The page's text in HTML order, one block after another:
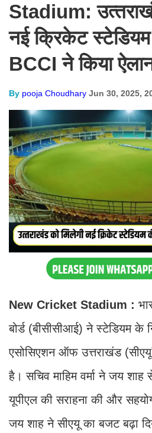
Stadium:
नई क्रिकेट स्टेडियम
BCCI ने किया
By pooja Choudhary Jun 30, 2025,
New Cricket Stadium :
बोर्ड (बीसीसीआई) ने स्टेडियम के
एसोसिएशन ऑफ उत्तराखंड
है। सचिव माहिम वर्मा ने जय शाह
यूपीएल की सराहना की और
जय शाह ने सीएयू का बजट बढ़ा